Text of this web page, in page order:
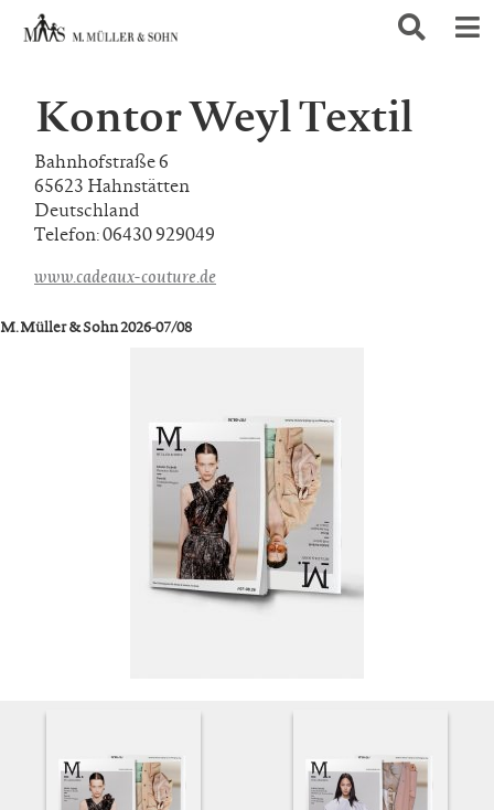
Kontor Weyl Textil
Bahnhofstraße 6
65623 Hahnstätten
Deutschland
Telefon: 06430 929049
www.cadeaux-couture.de
M. Müller & Sohn 2026-07/08